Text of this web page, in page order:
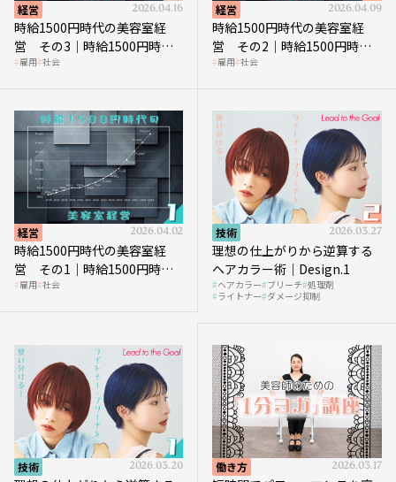
経営 2026.04.16
時給1500円時代の美容室経
営 その3｜時給1500円時
代、美容業はどのような影響
雇用 社会
経営 2026.04.09
時給1500円時代の美容室経
営 その2｜時給1500円時代
に支払う給与はいくらなのか
雇用 社会
経営 2026.04.02
時給1500円時代の美容室経
営 その1｜時給1500円時代
へ向かう社会的背景
雇用 社会
技術 2026.03.27
理想の仕上がりから逆算する
ヘアカラー術｜Design.1
ヘアカラー ブリーチ 処理剤
ライトナー ダメージ抑制
技術 2026.03.20 働き方 2026.03.17